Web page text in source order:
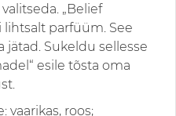
„Belief
parfüüm. See
Sukeldu sellesse
esile tõsta oma
vaarikas, roos;